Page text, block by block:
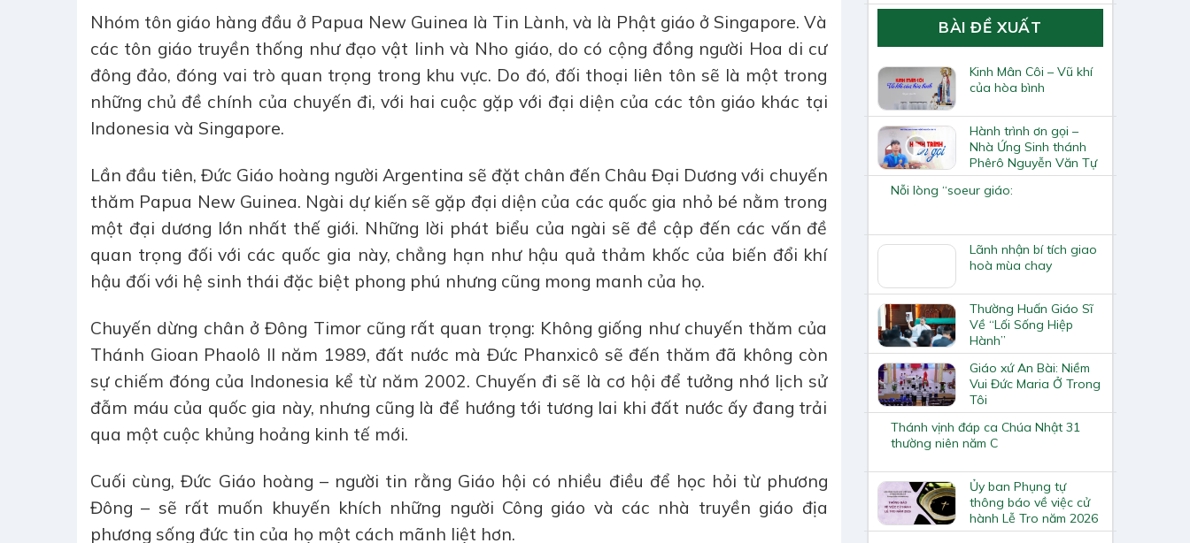
Nhóm tôn giáo hàng đầu ở Papua New Guinea là Tin Lành, và là Phật giáo ở Singapore. Và
các tôn giáo truyền thống như đạo vật linh và Nho giáo, do có cộng đồng người Hoa di cư
đông đảo, đóng vai trò quan trọng trong khu vực. Do đó, đối thoại liên tôn sẽ là một trong
những chủ đề chính của chuyến đi, với hai cuộc gặp với đại diện của các tôn giáo khác tại
Indonesia và Singapore.
Lần đầu tiên, Đức Giáo hoàng người Argentina sẽ đặt chân đến Châu Đại Dương với chuyến
thăm Papua New Guinea. Ngài dự kiến sẽ gặp đại diện của các quốc gia nhỏ bé nằm trong
một đại dương lớn nhất thế giới. Những lời phát biểu của ngài sẽ đề cập đến các vấn đề
quan trọng đối với các quốc gia này, chẳng hạn như hậu quả thảm khốc của biến đổi khí
hậu đối với hệ sinh thái đặc biệt phong phú nhưng cũng mong manh của họ.
Chuyến dừng chân ở Đông Timor cũng rất quan trọng: Không giống như chuyến thăm của
Thánh Gioan Phaolô II năm 1989, đất nước mà Đức Phanxicô sẽ đến thăm đã không còn
sự chiếm đóng của Indonesia kể từ năm 2002. Chuyến đi sẽ là cơ hội để tưởng nhớ lịch sử
đẫm máu của quốc gia này, nhưng cũng là để hướng tới tương lai khi đất nước ấy đang trải
qua một cuộc khủng hoảng kinh tế mới.
Cuối cùng, Đức Giáo hoàng – người tin rằng Giáo hội có nhiều điều để học hỏi từ phương
Đông – sẽ rất muốn khuyến khích những người Công giáo và các nhà truyền giáo địa
phương sống đức tin của họ một cách mãnh liệt hơn.
BÀI ĐỀ XUẤT
Kinh Mân Côi – Vũ khí
của hòa bình
Hành trình ơn gọi –
Nhà Ứng Sinh thánh
Phêrô Nguyễn Văn Tự
Nỗi lòng “soeur giáo:
Lãnh nhận bí tích giao
hoà mùa chay
Thường Huấn Giáo Sĩ
Về “Lối Sống Hiệp
Hành”
Giáo xứ An Bài: Niềm
Vui Đức Maria Ở Trong
Tôi
Thánh vịnh đáp ca Chúa Nhật 31
thường niên năm C
Ủy ban Phụng tự
thông báo về việc cử
hành Lễ Tro năm 2026